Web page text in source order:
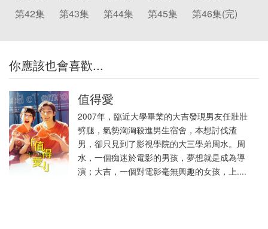
第42集
第43集 第44集 第45集 第46集(完)
你應該也會喜歡...
值得愛
2007年，臨近大學畢業的大吉發現男友任壯壯
劈腿，氣勢洶洶殺進男生宿舍，本想討伐渣
男，卻只見到了影視學院的大三學弟周水。周
水，一個痴迷於電影的男孩，夢想就是成為導
演；大吉，一個對電影毫無興趣的女孩，上....